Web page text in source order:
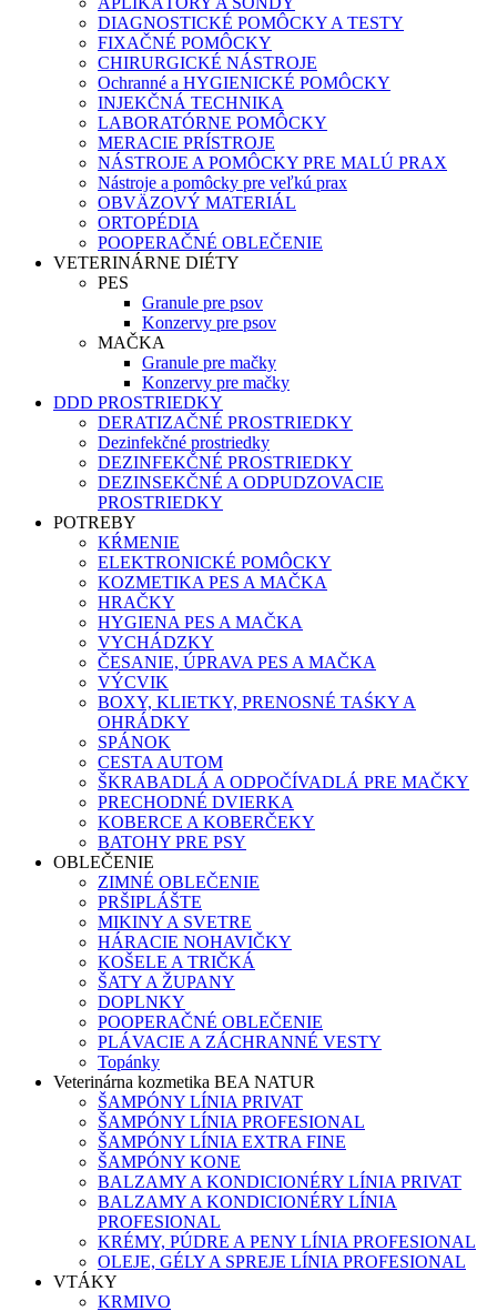
DIAGNOSTICKÉ POMÔCKY A TESTY
FIXAČNÉ POMÔCKY
CHIRURGICKÉ NÁSTROJE
Ochranné a HYGIENICKÉ POMÔCKY
INJEKČNÁ TECHNIKA
LABORATÓRNE POMÔCKY
MERACIE PRÍSTROJE
NÁSTROJE A POMÔCKY PRE MALÚ PRAX
Nástroje a pomôcky pre veľkú prax
OBVÄZOVÝ MATERIÁL
ORTOPÉDIA
POOPERAČNÉ OBLEČENIE
VETERINÁRNE DIÉTY
PES
Granule pre psov
Konzervy pre psov
MAČKA
Granule pre mačky
Konzervy pre mačky
DDD PROSTRIEDKY
DERATIZAČNÉ PROSTRIEDKY
Dezinfekčné prostriedky
DEZINFEKČNÉ PROSTRIEDKY
DEZINSEKČNÉ A ODPUDZOVACIE
PROSTRIEDKY
POTREBY
KŔMENIE
ELEKTRONICKÉ POMÔCKY
KOZMETIKA PES A MAČKA
HRAČKY
HYGIENA PES A MAČKA
VYCHÁDZKY
ČESANIE, ÚPRAVA PES A MAČKA
VÝCVIK
BOXY, KLIETKY, PRENOSNÉ TAŚKY A
OHRÁDKY
SPÁNOK
CESTA AUTOM
ŠKRABADLÁ A ODPOČÍVADLÁ PRE MAČKY
PRECHODNÉ DVIERKA
KOBERCE A KOBERČEKY
BATOHY PRE PSY
OBLEČENIE
ZIMNÉ OBLEČENIE
PRŠIPLÁŠTE
MIKINY A SVETRE
HÁRACIE NOHAVIČKY
KOŠELE A TRIČKÁ
ŠATY A ŽUPANY
DOPLNKY
POOPERAČNÉ OBLEČENIE
PLÁVACIE A ZÁCHRANNÉ VESTY
Topánky
Veterinárna kozmetika BEA NATUR
ŠAMPÓNY LÍNIA PRIVAT
ŠAMPÓNY LÍNIA PROFESIONAL
ŠAMPÓNY LÍNIA EXTRA FINE
ŠAMPÓNY KONE
BALZAMY A KONDICIONÉRY LÍNIA PRIVAT
BALZAMY A KONDICIONÉRY LÍNIA
PROFESIONAL
KRÉMY, PÚDRE A PENY LÍNIA PROFESIONAL
OLEJE, GÉLY A SPREJE LÍNIA PROFESIONAL
VTÁKY
KRMIVO